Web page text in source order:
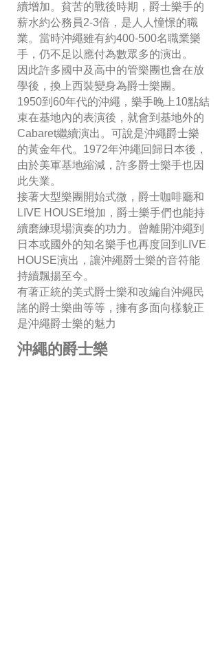
續增加。貧苦的戰後時期，爵士樂手的
薪水約公務員2-3倍，是人人憧憬的職
業。當時沖繩雖有約400-500名職業樂
手，仍不足以應付為數眾多的演出。
因此許多國中及高中的管樂團也會在放
學後，換上西裝變身為爵士樂團。
1950到60年代的沖繩，樂手晚上10點結
束在基地內的表演後，就會到基地外的
Cabaret繼續演出。可說是沖繩爵士樂
的黃金年代。1972年沖繩回歸日本後，
由於美軍基地縮減，許多爵士樂手也因
此失業。
接著大型樂團開始式微，爵士咖啡廳和
LIVE HOUSE增加，爵士樂手們也能持
續磨練現場演奏的功力。曾離開沖繩到
日本或國外的知名樂手也再度回到LIVE
HOUSE演出，讓沖繩爵士樂的音符能
持續飄揚至今。
有著正統的美式爵士樂和改編自沖繩民
謠的爵士樂曲等等，擁有多面向樣貌正
是沖繩爵士樂的魅力
沖繩的爵士樂​